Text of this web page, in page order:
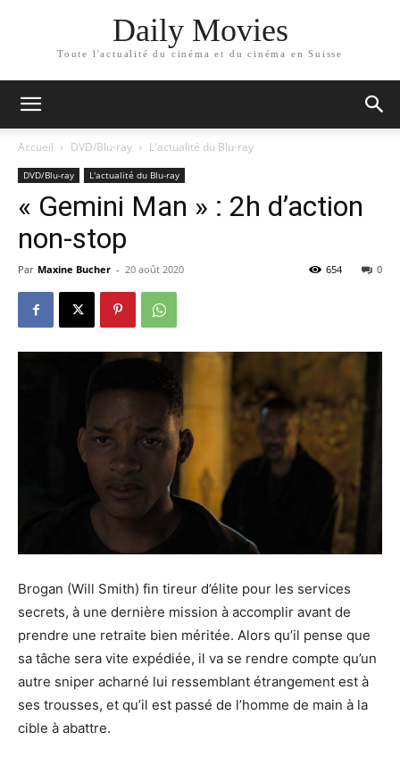
Daily Movies
Toute l'actualité du cinéma et du cinéma en Suisse
Accueil DVD/Blu-ray L'actualité du Blu-ray
DVD/Blu-ray L'actualité du Blu-ray
« Gemini Man » : 2h d’action
non-stop
Par Maxine Bucher - 20 août 2020 0
654
Brogan (Will Smith) fin tireur d’élite pour les services
secrets, à une dernière mission à accomplir avant de
prendre une retraite bien méritée. Alors qu’il pense que
sa tâche sera vite expédiée, il va se rendre compte qu’un
autre sniper acharné lui ressemblant étrangement est à
ses trousses, et qu’il est passé de l’homme de main à la
cible à abattre.